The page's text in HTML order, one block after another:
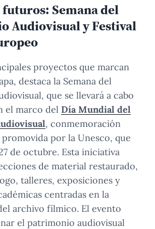
Semana del
Audiovisual y Festival
proyectos que marcan
destaca la Semana del
que se llevará a cabo
el marco del Día Mundial del
, conmemoración
por la Unesco, que
de octubre. Esta iniciativa
de material restaurado,
talleres, exposiciones y
centradas en la
archivo fílmico. El evento
el patrimonio audiovisual